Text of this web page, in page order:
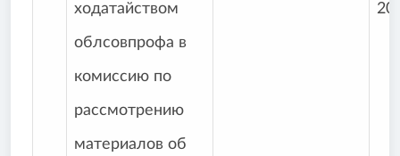
ходатайством
облсовпрофа в
комиссию по
рассмотрению
материалов об